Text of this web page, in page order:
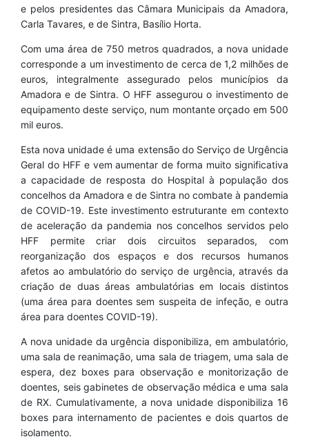
e pelos presidentes das Câmara Municipais da Amadora,
Carla Tavares, e de Sintra, Basílio Horta.
Com uma área de 750 metros quadrados, a nova unidade
corresponde a um investimento de cerca de 1,2 milhões de
euros, integralmente assegurado pelos municípios da
Amadora e de Sintra. O HFF assegurou o investimento de
equipamento deste serviço, num montante orçado em 500
mil euros.
Esta nova unidade é uma extensão do Serviço de Urgência
Geral do HFF e vem aumentar de forma muito significativa
a capacidade de resposta do Hospital à população dos
concelhos da Amadora e de Sintra no combate à pandemia
de COVID-19. Este investimento estruturante em contexto
de aceleração da pandemia nos concelhos servidos pelo
HFF permite criar dois circuitos separados, com
reorganização dos espaços e dos recursos humanos
afetos ao ambulatório do serviço de urgência, através da
criação de duas áreas ambulatórias em locais distintos
(uma área para doentes sem suspeita de infeção, e outra
área para doentes COVID-19).
A nova unidade da urgência disponibiliza, em ambulatório,
uma sala de reanimação, uma sala de triagem, uma sala de
espera, dez boxes para observação e monitorização de
doentes, seis gabinetes de observação médica e uma sala
de RX. Cumulativamente, a nova unidade disponibiliza 16
boxes para internamento de pacientes e dois quartos de
isolamento.